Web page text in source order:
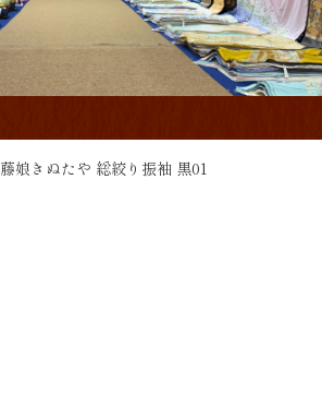
藤娘きぬたや 総絞り振袖 黒01